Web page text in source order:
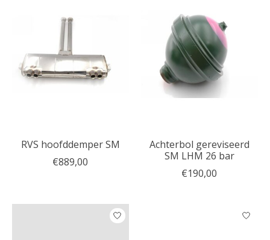
RVS hoofddemper SM
€889,00
Achterbol gereviseerd
SM LHM 26 bar
€190,00